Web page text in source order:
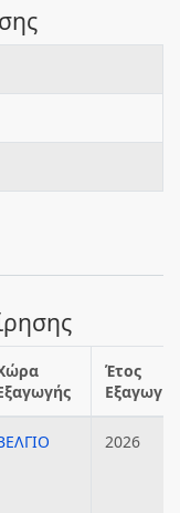
Έτος
Εξαγωγής
2026